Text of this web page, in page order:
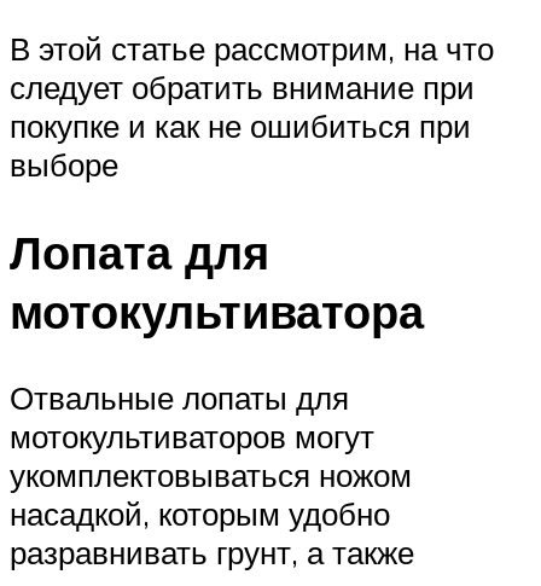
В этой статье рассмотрим, на что
следует обратить внимание при
покупке и как не ошибиться при
выборе
Лопата для
мотокультиватора
Отвальные лопаты для
мотокультиваторов могут
укомплектовываться ножом
насадкой, которым удобно
разравнивать грунт, а также